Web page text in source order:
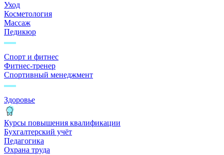
Уход
Косметология
Массаж
Педикюр
Спорт и фитнес
Фитнес-тренер
Спортивный менеджмент
Здоровье
Курсы повышения квалификации
Бухгалтерский учёт
Педагогика
Охрана труда